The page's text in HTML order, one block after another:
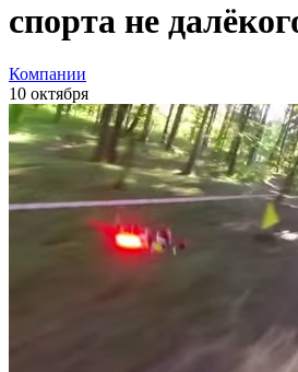
спорта не
Компании
10 октября